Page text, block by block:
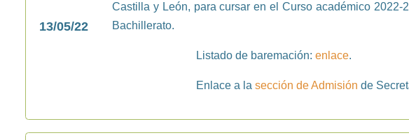
13/05/22
Castilla y León, para cursar en el Curso académico
Bachillerato.
Listado de baremación: enlace.
Enlace a la sección de Admisión de